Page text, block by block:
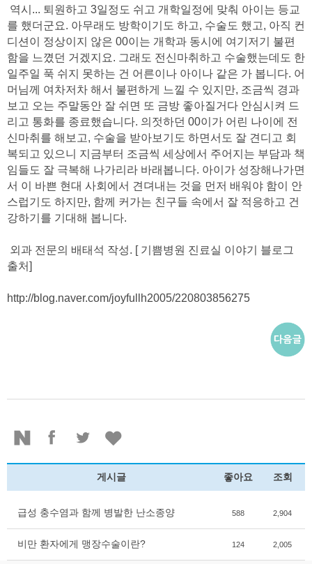
역시... 퇴원하고 3일정도 쉬고 개학일정에 맞춰 아이는 등교
를 했더군요. 아무래도 방학이기도 하고, 수술도 했고, 아직 컨
디션이 정상이지 않은 00이는 개학과 동시에 여기저기 불편
함을 느꼈던 거겠지요. 그래도 전신마취하고 수술했는데도 한
일주일 푹 쉬지 못하는 건 어른이나 아이나 같은 가 봅니다. 어
머님께 여차저차 해서 불편하게 느낄 수 있지만, 조금씩 경과
보고 오는 주말동안 잘 쉬면 또 금방 좋아질거다 안심시켜 드
리고 통화를 종료했습니다. 의젓하던 00이가 어린 나이에 전
신마취를 해보고, 수술을 받아보기도 하면서도 잘 견디고 회
복되고 있으니 지금부터 조금씩 세상에서 주어지는 부담과 책
임들도 잘 극복해 나가리라 바래봅니다. 아이가 성장해나가면
서 이 바쁜 현대 사회에서 견뎌내는 것을 먼저 배워야 함이 안
스럽기도 하지만, 함께 커가는 친구들 속에서 잘 적응하고 건
강하기를 기대해 봅니다.
외과 전문의 배태석 작성. [ 기쁨병원 진료실 이야기 블로그
출처]
http://blog.naver.com/joyfullh2005/220803856275
게시글 좋아요 조회
급성 충수염과 함께 병발한 난소종양 588 2,904
비만 환자에게 맹장수술이란? 124 2,005